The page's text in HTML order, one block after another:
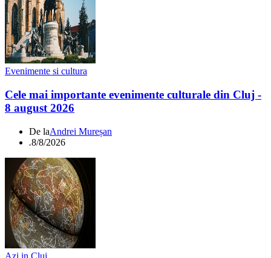
Evenimente si cultura
Cele mai importante evenimente culturale din Cluj -
8 august 2026
De laAndrei Mureșan
.8/8/2026
Azi in Cluj